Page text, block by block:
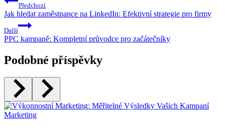
Předchozí
Jak hledat zaměstnance na LinkedIn: Efektivní strategie pro firmy
Další
PPC kampaně: Kompletní průvodce pro začátečníky
Podobné příspěvky
Marketing